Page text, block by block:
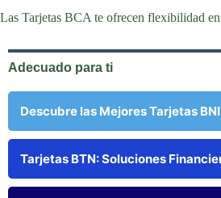
Las Tarjetas BCA te ofrecen flexibilidad
Adecuado para ti
Descubre las Mejores Tarjetas
Tarjetas BTN: Soluciones